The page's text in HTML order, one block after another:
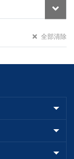
全部清除